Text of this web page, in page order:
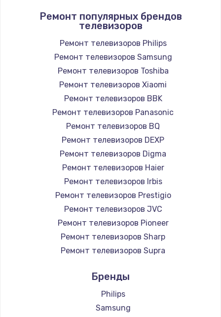
Замена Bluetooth/Wi-Fi модуля
800 руб.
Замена картридера
Заказать
Замена микросхемы NFC
1100 руб.
Заказать
Замена шим-контроллера
3900 руб.
Заказать
1030 руб.
Заказать
Ремонт популярных брендов
телевизоров
Ремонт телевизоров Philips
Ремонт телевизоров Samsung
Ремонт телевизоров Toshiba
Ремонт телевизоров Xiaomi
Ремонт телевизоров BBK
Ремонт телевизоров Panasonic
Ремонт телевизоров BQ
Ремонт телевизоров DEXP
Ремонт телевизоров Digma
Ремонт телевизоров Haier
Ремонт телевизоров Irbis
Ремонт телевизоров Prestigio
Ремонт телевизоров JVC
Ремонт телевизоров Pioneer
Ремонт телевизоров Sharp
Ремонт телевизоров Supra
Ремонт телевизоров Hisense
Ремонт телевизоров Daewoo
Ремонт телевизоров Centek
Бренды
Philips
Samsung